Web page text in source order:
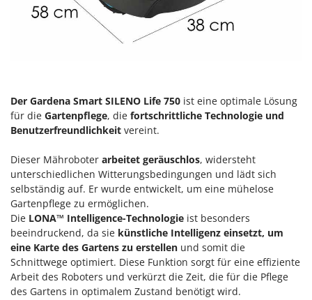
Klimaanlagen – Klimageräte
Knetmaschinen
Kreiseleggen
Küchenreiben - elektrisch
Kükenaufzuchtboxen
L
Laderampe aus Aluminium
Laubsauger - Laubbläser
Laubsauger auf Rädern
Luftentfeuchter
Luftkühler mit Wasserverdunstung
Effeuno
Einhell
Elegen
Energy Gruppi
Enotecnica Pillan
Eschenfelder
EuroMech
Eurosystems
F
FAC
Der Gardena Smart SILENO Life 750 ist eine optimale Lösung
für die Gartenpflege, die fortschrittliche Technologie und
Benutzerfreundlichkeit vereint.
Dieser Mähroboter arbeitet geräuschlos, widersteht
unterschiedlichen Witterungsbedingungen und lädt sich
selbständig auf. Er wurde entwickelt, um eine mühelose
Gartenpflege zu ermöglichen.
Die LONA™ Intelligence-Technologie ist besonders
beeindruckend, da sie künstliche Intelligenz einsetzt, um
eine Karte des Gartens zu erstellen und somit die
Schnittwege optimiert. Diese Funktion sorgt für eine effiziente
Arbeit des Roboters und verkürzt die Zeit, die für die Pflege
des Gartens in optimalem Zustand benötigt wird.